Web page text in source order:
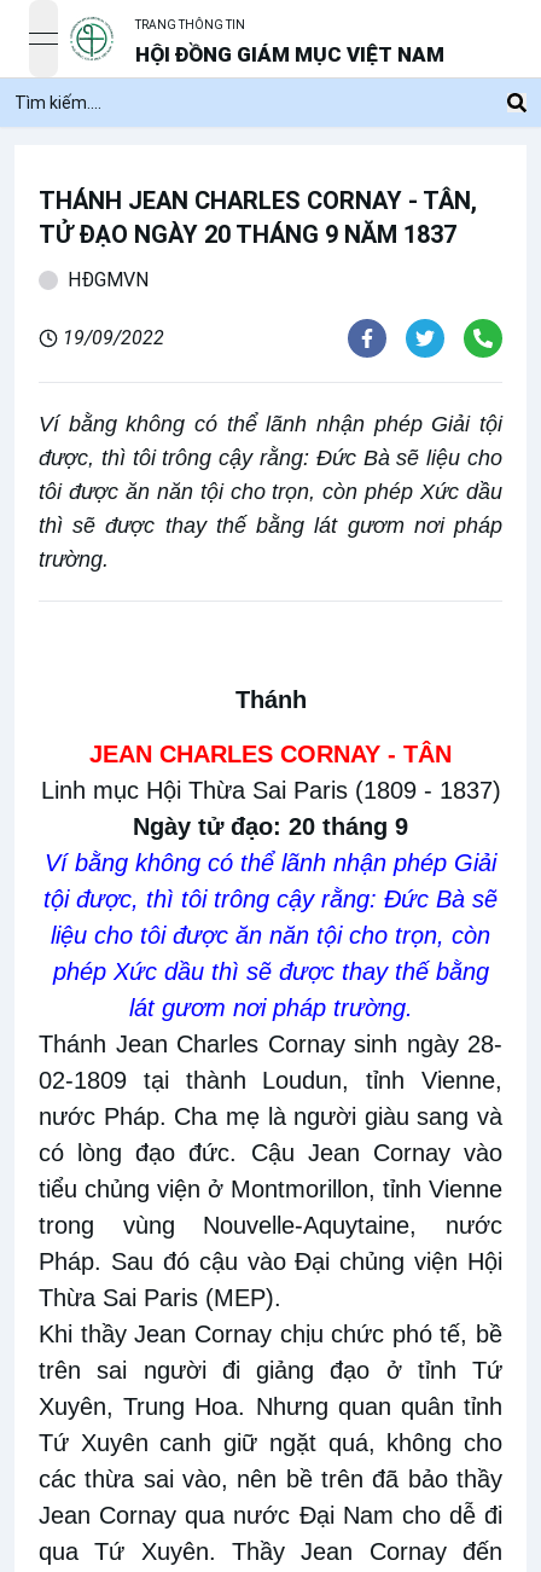
open navigation menu
TRANG THÔNG TIN
HỘI ĐỒNG GIÁM MỤC VIỆT NAM
THÁNH JEAN CHARLES CORNAY - TÂN,
TỬ ĐẠO NGÀY 20 THÁNG 9 NĂM 1837
HĐGMVN
19/09/2022
Ví bằng không có thể lãnh nhận phép Giải tội
được, thì tôi trông cậy rằng: Đức Bà sẽ liệu cho
tôi được ăn năn tội cho trọn, còn phép Xức dầu
thì sẽ được thay thế bằng lát gươm nơi pháp
trường.
Thánh
JEAN CHARLES CORNAY - TÂN
Linh mục Hội Thừa Sai Paris (1809 - 1837)
Ngày tử đạo: 20 tháng 9
Ví bằng không có thể lãnh nhận phép Giải
tội được, thì tôi trông cậy rằng: Đức Bà sẽ
liệu cho tôi được ăn năn tội cho trọn, còn
phép Xức dầu thì sẽ được thay thế bằng
lát gươm nơi pháp trường.
Thánh Jean Charles Cornay sinh ngày 28-
02-1809 tại thành Loudun, tỉnh Vienne,
nước Pháp. Cha mẹ là người giàu sang và
có lòng đạo đức. Cậu Jean Cornay vào
tiểu chủng viện ở Montmorillon, tỉnh Vienne
trong vùng Nouvelle-Aquytaine, nước
Pháp. Sau đó cậu vào Đại chủng viện Hội
Thừa Sai Paris (MEP).
Khi thầy Jean Cornay chịu chức phó tế, bề
trên sai người đi giảng đạo ở tỉnh Tứ
Xuyên, Trung Hoa. Nhưng quan quân tỉnh
Tứ Xuyên canh giữ ngặt quá, không cho
các thừa sai vào, nên bề trên đã bảo thầy
Jean Cornay qua nước Đại Nam cho dễ đi
qua Tứ Xuyên. Thầy Jean Cornay đến